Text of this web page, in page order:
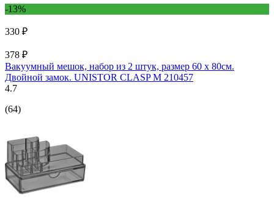
-13%
330 ₽
378 ₽
Вакуумный мешок, набор из 2 штук, размер 60 x 80см.
Двойной замок. UNISTOR CLASP M 210457
4.7
(64)